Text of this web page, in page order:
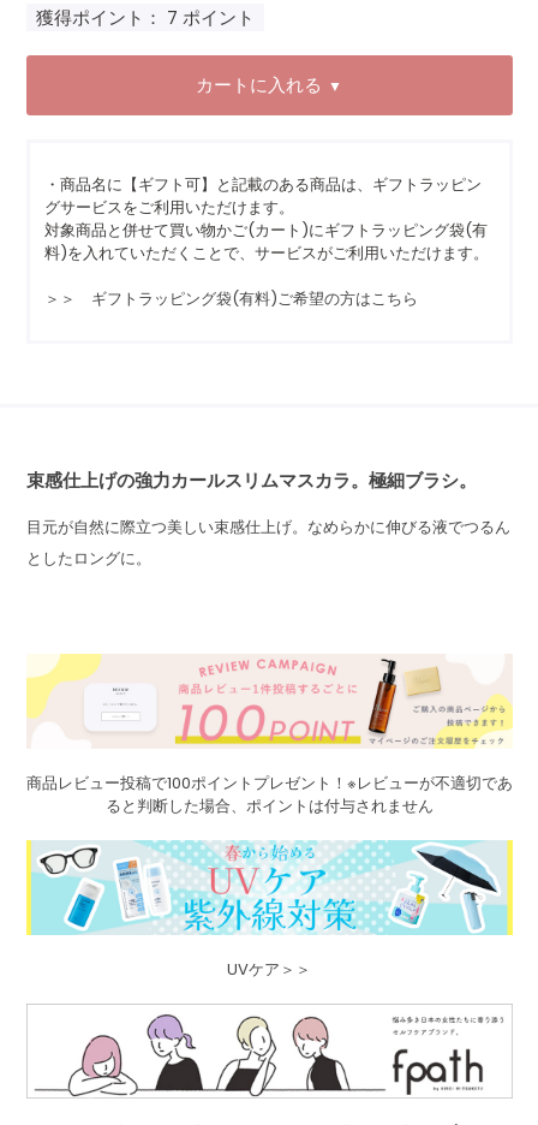
獲得ポイント： 7 ポイント
カートに入れる ▼
・商品名に【ギフト可】と記載のある商品は、ギフトラッピン
グサービスをご利用いただけます。
対象商品と併せて買い物かご(カート)にギフトラッピング袋(有
料)を入れていただくことで、サービスがご利用いただけます。
＞＞ ギフトラッピング袋(有料)ご希望の方はこちら
束感仕上げの強力カールスリムマスカラ。極細ブラシ。
目元が自然に際立つ美しい束感仕上げ。なめらかに伸びる液でつるん
としたロングに。
商品レビュー投稿で100ポイントプレゼント！※レビューが不適切であ
ると判断した場合、ポイントは付与されません
UVケア＞＞